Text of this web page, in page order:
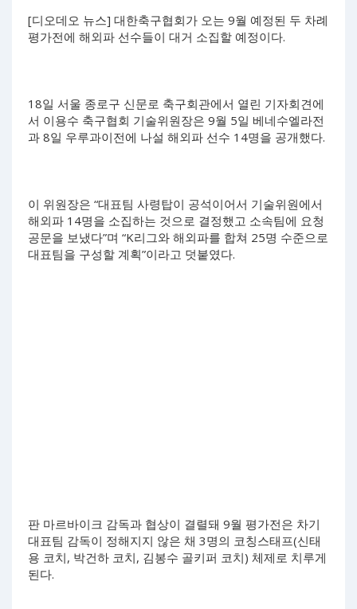
[디오데오 뉴스] 대한축구협회가 오는 9월 예정된 두 차례
평가전에 해외파 선수들이 대거 소집할 예정이다.
18일 서울 종로구 신문로 축구회관에서 열린 기자회견에
서 이용수 축구협회 기술위원장은 9월 5일 베네수엘라전
과 8일 우루과이전에 나설 해외파 선수 14명을 공개했다.
이 위원장은 “대표팀 사령탑이 공석이어서 기술위원에서
해외파 14명을 소집하는 것으로 결정했고 소속팀에 요청
공문을 보냈다”며 “K리그와 해외파를 합쳐 25명 수준으로
대표팀을 구성할 계획”이라고 덧붙였다.
판 마르바이크 감독과 협상이 결렬돼 9월 평가전은 차기
대표팀 감독이 정해지지 않은 채 3명의 코칭스태프(신태
용 코치, 박건하 코치, 김봉수 골키퍼 코치) 체제로 치루게
된다.